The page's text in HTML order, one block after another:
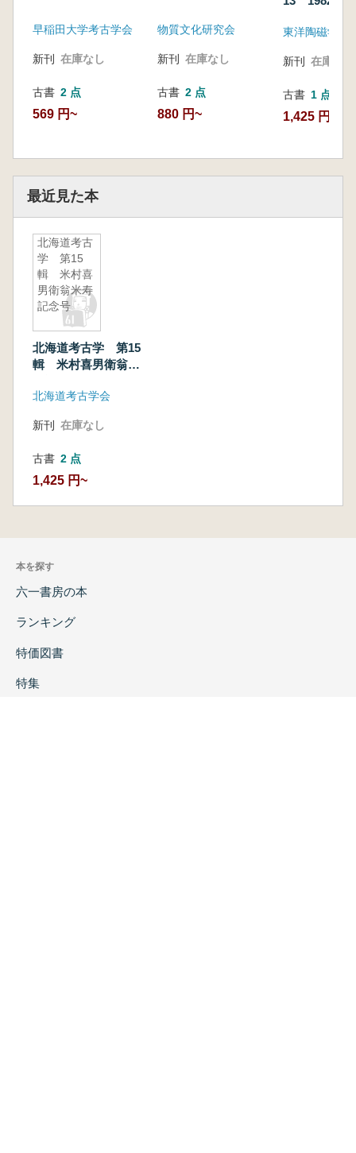
早稲田大学考古学会
新刊 在庫なし
古書 2 点
569 円~
物質文化研究会
新刊 在庫なし
古書 2 点
880 円~
東洋陶磁学会
新刊 在庫なし
古書 1 点
1,425 円
最近見た本
北海道考古
学 第15
輯 米村喜
男衛翁米寿
記念号
北海道考古学 第15
輯 米村喜男衛翁米
北海道考古学会
新刊 在庫なし
古書 2 点
1,425 円~
本を探す
六一書房の本
ランキング
特価図書
特集